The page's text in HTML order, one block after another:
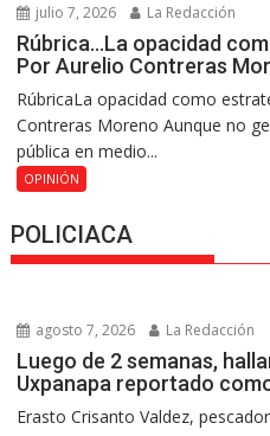
julio 7, 2026 La Redacción
Rúbrica…La opacidad
Por Aurelio Contreras
RúbricaLa opacidad como
Contreras Moreno Aunque no
pública en medio...
OPINIÓN
POLICIACA
agosto 7, 2026 La Redacción
Luego de 2 semanas,
Uxpanapa reportado
Erasto Crisanto Valdez,